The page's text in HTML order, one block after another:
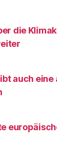
die
auch